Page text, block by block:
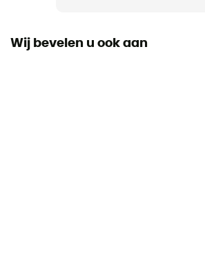
Wij bevelen u ook aan